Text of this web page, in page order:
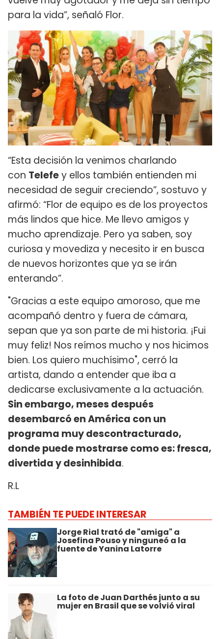
para la vida”, señaló Flor.
“Esta decisión la venimos charlando
con Telefey ellos también entienden mi
necesidad de seguir creciendo”, sostuvo y
afirmó: “Flor de equipo es de los proyectos
más lindos que hice. Me llevo amigos y
mucho aprendizaje. Pero ya saben, soy
curiosa y movediza y necesito ir en busca
de nuevos horizontes que ya se irán
enterando”.
"Gracias a este equipo amoroso, que me
acompañó dentro y fuera de cámara,
sepan que ya son parte de mi historia. ¡Fui
muy feliz! Nos reímos mucho y nos hicimos
bien. Los quiero muchísimo", cerró la
artista, dando a entender que iba a
dedicarse exclusivamente a la actuación.
Sin embargo, meses después
desembarcó en América con un
programa muy descontracturado,
donde puede mostrarse como es: fresca,
divertida y desinhibida.
R.L
TAMBIÉN TE PUEDE INTERESAR
Jorge Rial trató de "amiga" a
Josefina Pouso y ninguneó a la
fuente de Yanina Latorre
La foto de Juan Darthés junto a su
mujer en Brasil que se volvió viral